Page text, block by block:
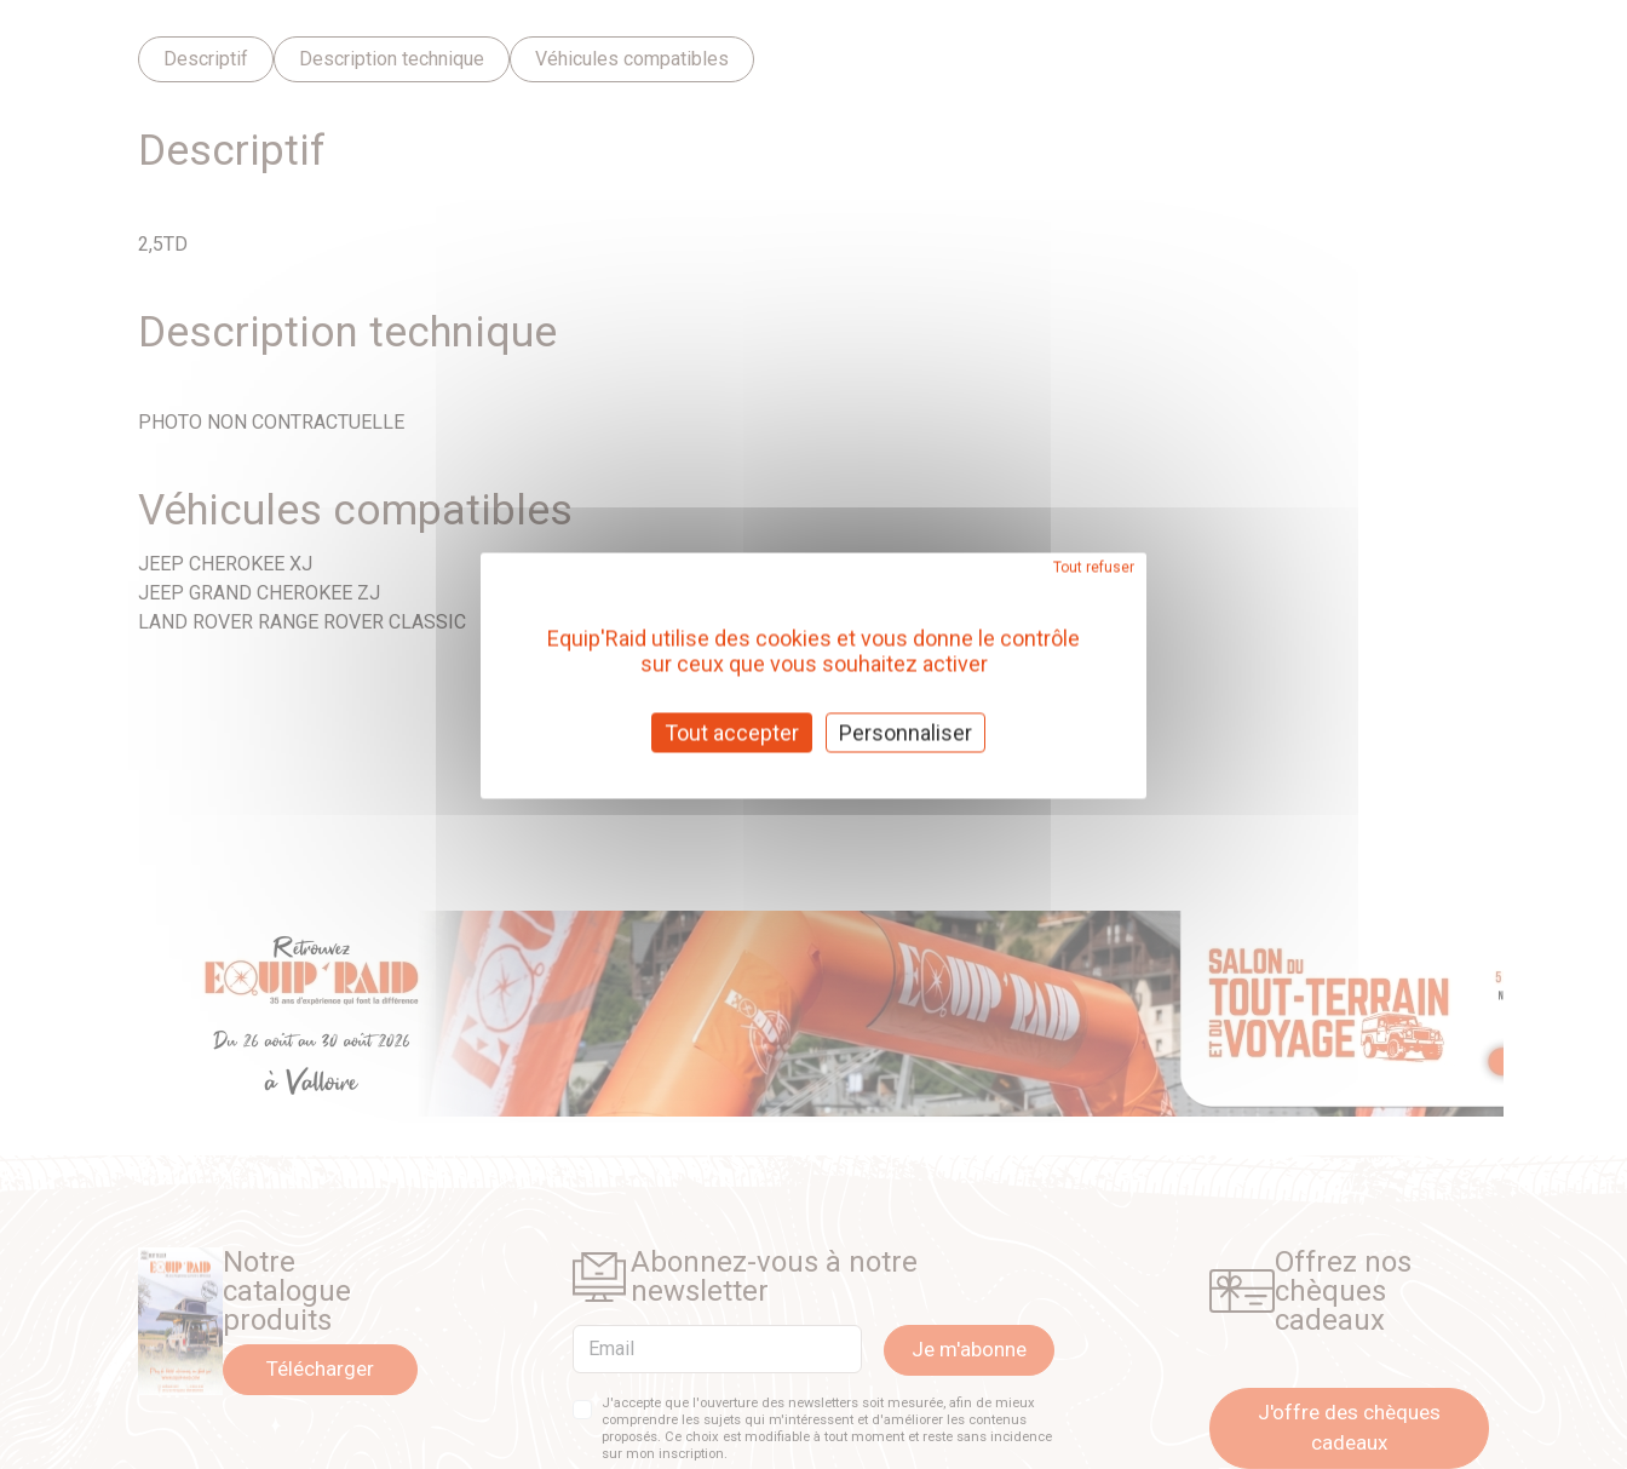
Descriptif Description technique Véhicules compatibles
Descriptif
2,5TD
Description technique
PHOTO NON CONTRACTUELLE
Véhicules compatibles
JEEP CHEROKEE XJ
JEEP GRAND CHEROKEE ZJ
LAND ROVER RANGE ROVER CLASSIC
Notre
catalogue
produits
Télécharger
Abonnez-vous à notre
newsletter
Email Je m'abonne
J'accepte que l'ouverture des newsletters soit mesurée, afin de mieux
comprendre les sujets qui m'intéressent et d'améliorer les contenus
proposés. Ce choix est modifiable à tout moment et reste sans incidence
sur mon inscription.
Offrez nos
chèques
cadeaux
J'offre des chèques
cadeaux
Equip'Raid utilise des cookies et vous donne le contrôle
sur ceux que vous souhaitez activer
Tout accepter
Tout refuser
Personnaliser